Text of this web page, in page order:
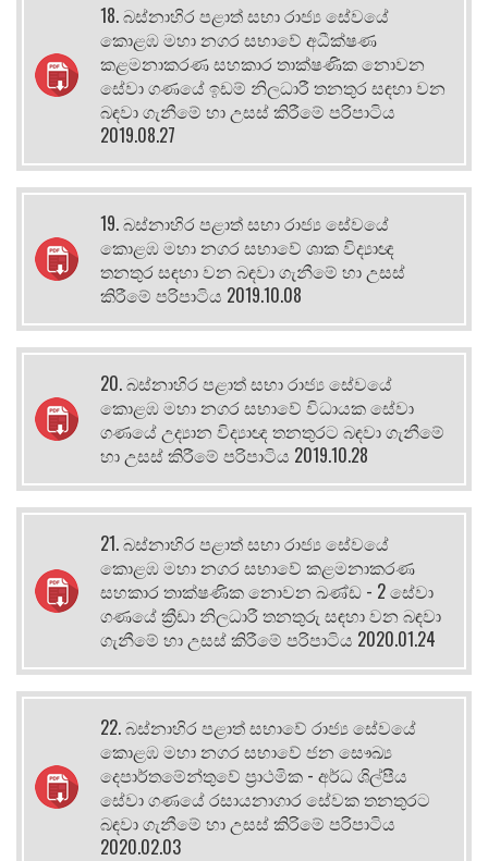
18. බස්නාහිර පළාත් සභා රාජ්‍ය සේවයේ
කොළඹ මහා නගර සභාවේ අධීක්ෂණ
කළමනාකරණ සහකාර තාක්ෂණික නොවන
සේවා ගණයේ ඉඩම් නිලධාරී තනතුර සඳහා වන
බඳවා ගැනීමේ හා උසස් කිරීමේ පරිපාටිය
2019.08.27
19. බස්නාහිර පළාත් සභා රාජ්‍ය සේවයේ
කොළඹ මහා නගර සභාවේ ශාක විද්‍යාඥ
තනතුර සඳහා වන බඳවා ගැනීමේ හා උසස්
කිරීමේ පරිපාටිය 2019.10.08
20. බස්නාහිර පළාත් සභා රාජ්‍ය සේවයේ
කොළඹ මහා නගර සභාවේ විධායක සේවා
ගණයේ උද්‍යාන විද්‍යාඥ තනතුරට බඳවා ගැනීමේ
හා උසස් කිරීමේ පරිපාටිය 2019.10.28
21. බස්නාහිර පළාත් සභා රාජ්‍ය සේවයේ
කොළඹ මහා නගර සභාවේ කළමනාකරණ
සහකාර තාක්ෂණික නොවන ඛණ්ඩ - 2 සේවා
ගණයේ ක්‍රීඩා නිලධාරී තනතුරු සඳහා වන බඳවා
ගැනීමේ හා උසස් කිරීමේ පරිපාටිය 2020.01.24
22. බස්නාහිර පළාත් සභාවේ රාජ්‍ය සේවයේ
කොළඹ මහා නගර සභාවේ ජන සෞඛ්‍ය
දෙපාර්තමේන්තුවේ ප්‍රාථමික - අර්ධ ශිල්පීය
සේවා ගණයේ රසායනාගාර සේවක තනතුරට
බඳවා ගැනීමේ හා උසස් කිරිමේ පරිපාටිය
2020.02.03